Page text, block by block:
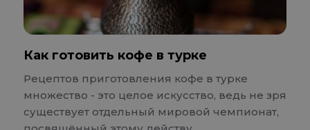
Как готовить кофе в турке
Рецептов приготовления кофе в турке
множество - это целое искусство, ведь не зря
существует отдельный мировой чемпионат,